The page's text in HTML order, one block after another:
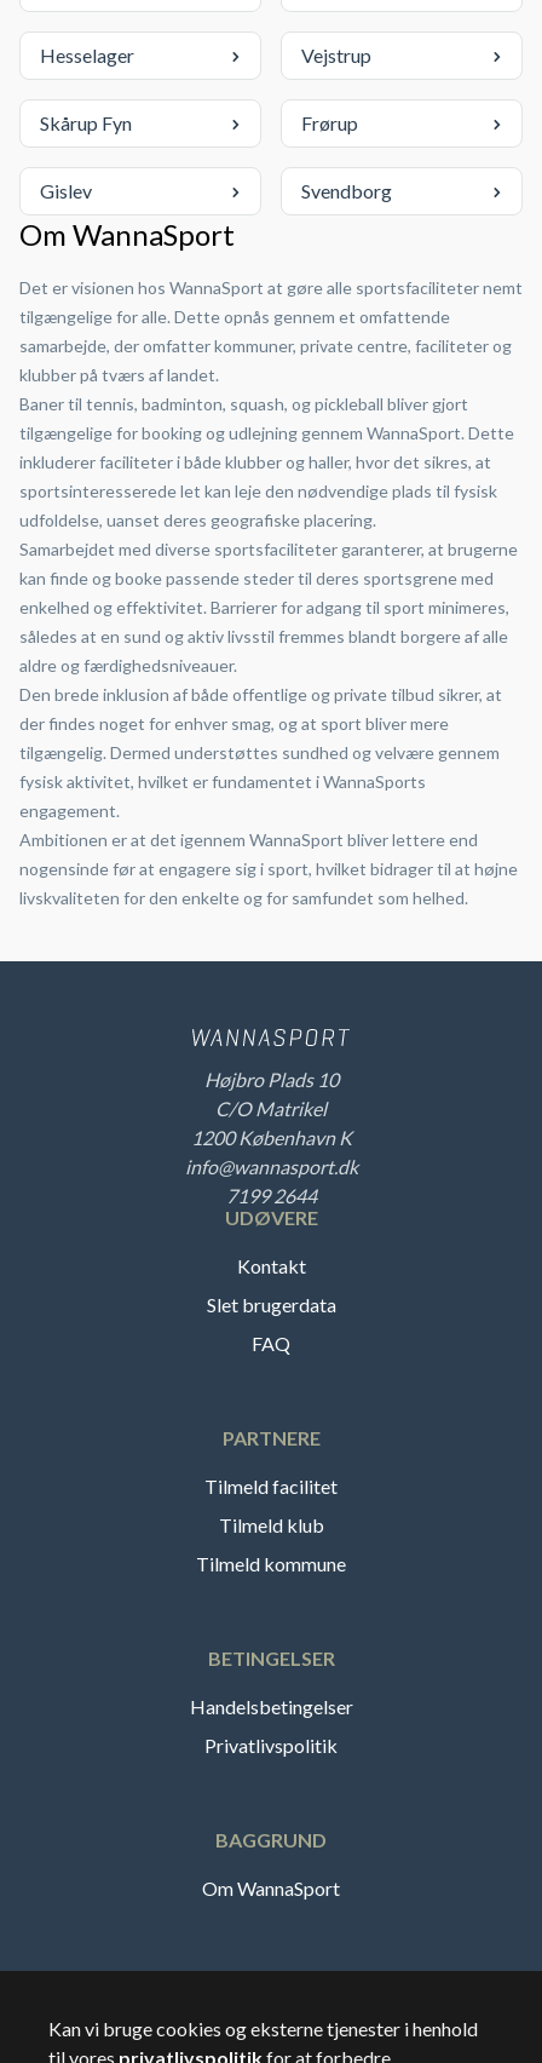
Hesselager Vejstrup
Skårup Fyn Frørup
Gislev Svendborg
Om WannaSport
Det er visionen hos WannaSport at gøre alle sportsfaciliteter nemt
tilgængelige for alle. Dette opnås gennem et omfattende
samarbejde, der omfatter kommuner, private centre, faciliteter og
klubber på tværs af landet.
Baner til tennis, badminton, squash, og pickleball bliver gjort
tilgængelige for booking og udlejning gennem WannaSport. Dette
inkluderer faciliteter i både klubber og haller, hvor det sikres, at
sportsinteresserede let kan leje den nødvendige plads til fysisk
udfoldelse, uanset deres geografiske placering.
Samarbejdet med diverse sportsfaciliteter garanterer, at brugerne
kan finde og booke passende steder til deres sportsgrene med
enkelhed og effektivitet. Barrierer for adgang til sport minimeres,
således at en sund og aktiv livsstil fremmes blandt borgere af alle
aldre og færdighedsniveauer.
Den brede inklusion af både offentlige og private tilbud sikrer, at
der findes noget for enhver smag, og at sport bliver mere
tilgængelig. Dermed understøttes sundhed og velvære gennem
fysisk aktivitet, hvilket er fundamentet i WannaSports
engagement.
Ambitionen er at det igennem WannaSport bliver lettere end
nogensinde før at engagere sig i sport, hvilket bidrager til at højne
livskvaliteten for den enkelte og for samfundet som helhed.
Højbro Plads 10
C/O Matrikel
1200 København K
info@wannasport.dk
7199 2644
UDØVERE
Kontakt
Slet brugerdata
FAQ
PARTNERE
Tilmeld facilitet
Tilmeld klub
Tilmeld kommune
BETINGELSER
Handelsbetingelser
Privatlivspolitik
BAGGRUND
Om WannaSport
Kan vi bruge cookies og eksterne tjenester i henhold
til vores privatlivspolitikfor at forbedre